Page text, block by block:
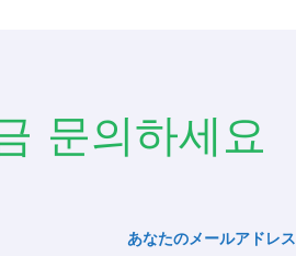
문의하세요
あなたのメールアドレス